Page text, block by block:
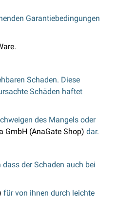
Garantiebedingungen
Schaden. Diese
Schäden haftet
des Mangels oder
GmbH (AnaGate Shop) dar.
der Schaden auch bei
für von ihnen durch leichte